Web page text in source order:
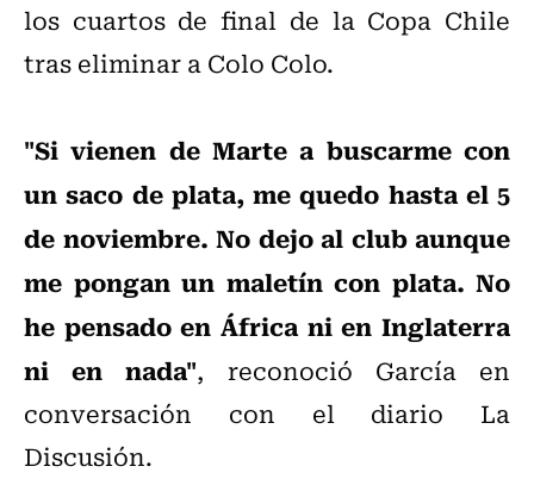
los cuartos de final de la Copa Chile
tras eliminar a Colo Colo.
"Si vienen de Marte a buscarme con
un saco de plata, me quedo hasta el 5
de noviembre. No dejo al club aunque
me pongan un maletín con plata. No
he pensado en África ni en Inglaterra
ni en nada", reconoció García en
conversación con el diario La
Discusión.